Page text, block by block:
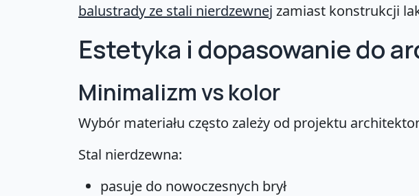
balustrady ze stali nierdzewnej zamiast konstrukcji
Estetyka i dopasowanie do
Minimalizm vs kolor
Wybór materiału często zależy od projektu
Stal nierdzewna:
pasuje do nowoczesnych brył